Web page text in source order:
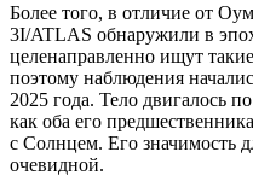
Более того, в отличие от
3I/ATLAS обнаружили в
целенаправленно ищут
поэтому наблюдения
2025 года. Тело двигалось
как оба его
с Солнцем. Его значимость
очевидной.